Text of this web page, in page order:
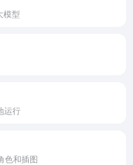
模型
运行
色和插图